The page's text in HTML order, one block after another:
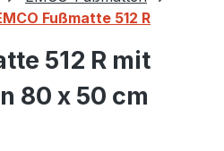
Fußmatte 512 R
512 R mit
80 x 50 cm